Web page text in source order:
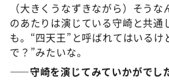
（大きくうなずきながら）そうな
のあたりは演じている守崎と共通
も。“四天王”と呼ばれてはいるけ
で？”みたいな。
――守崎を演じてみていかがでし